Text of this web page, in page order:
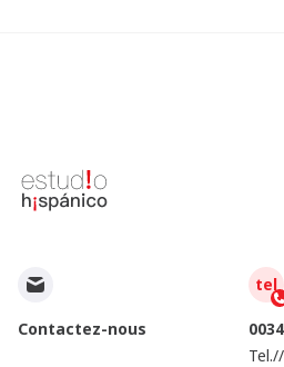
Contactez-nous
tel
Tel.//